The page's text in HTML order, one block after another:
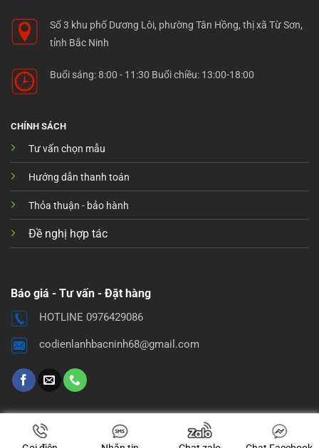
Số 3 khu phố Dương Lôi, phường Tân Hồng, thị xã Từ Sơn,
tỉnh Bắc Ninh
Buổi sáng: 8:00 - 11:30 Buổi chiều: 13:00-18:00
CHÍNH SÁCH
Tư vấn chọn mẫu
Hướng dẫn thanh toán
Thỏa thuận - bảo hành
Đề nghị hợp tác
Báo giá - Tư vấn - Đặt hàng
HOTLINE 0976429086
codienlanhbacninh68@gmail.com